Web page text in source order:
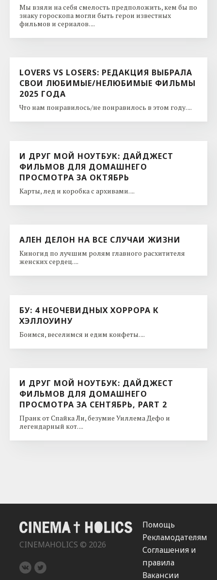
Мы взяли на себя смелость предположить, кем бы по
знаку гороскопа могли быть герои известных
фильмов и сериалов. ...
LOVERS VS LOSERS: РЕДАКЦИЯ ВЫБРАЛА
СВОИ ЛЮБИМЫЕ/НЕЛЮБИМЫЕ ФИЛЬМЫ
2025 ГОДА
Что нам понравилось/не понравилось в этом году. ...
И ДРУГ МОЙ НОУТБУК: ДАЙДЖЕСТ
ФИЛЬМОВ ДЛЯ ДОМАШНЕГО
ПРОСМОТРА ЗА ОКТЯБРЬ
Карты, лед и коробка с архивами. ...
АЛЕН ДЕЛОН НА ВСЕ СЛУЧАИ ЖИЗНИ
Киногид по лучшим ролям главного расхитителя
женских сердец. ...
БУ: 4 НЕОЧЕВИДНЫХ ХОРРОРА К
ХЭЛЛОУИНУ
Боимся, веселимся и едим конфеты. ...
И ДРУГ МОЙ НОУТБУК: ДАЙДЖЕСТ
ФИЛЬМОВ ДЛЯ ДОМАШНЕГО
ПРОСМОТРА ЗА СЕНТЯБРЬ, PART 2
Пранк от Спайка Ли, безумие Уиллема Дефо и
легендарный кот. ...
CINEMAHOLICS © 2026
Помощь
Рекламодателям
Соглашения и
правила
Вакансии